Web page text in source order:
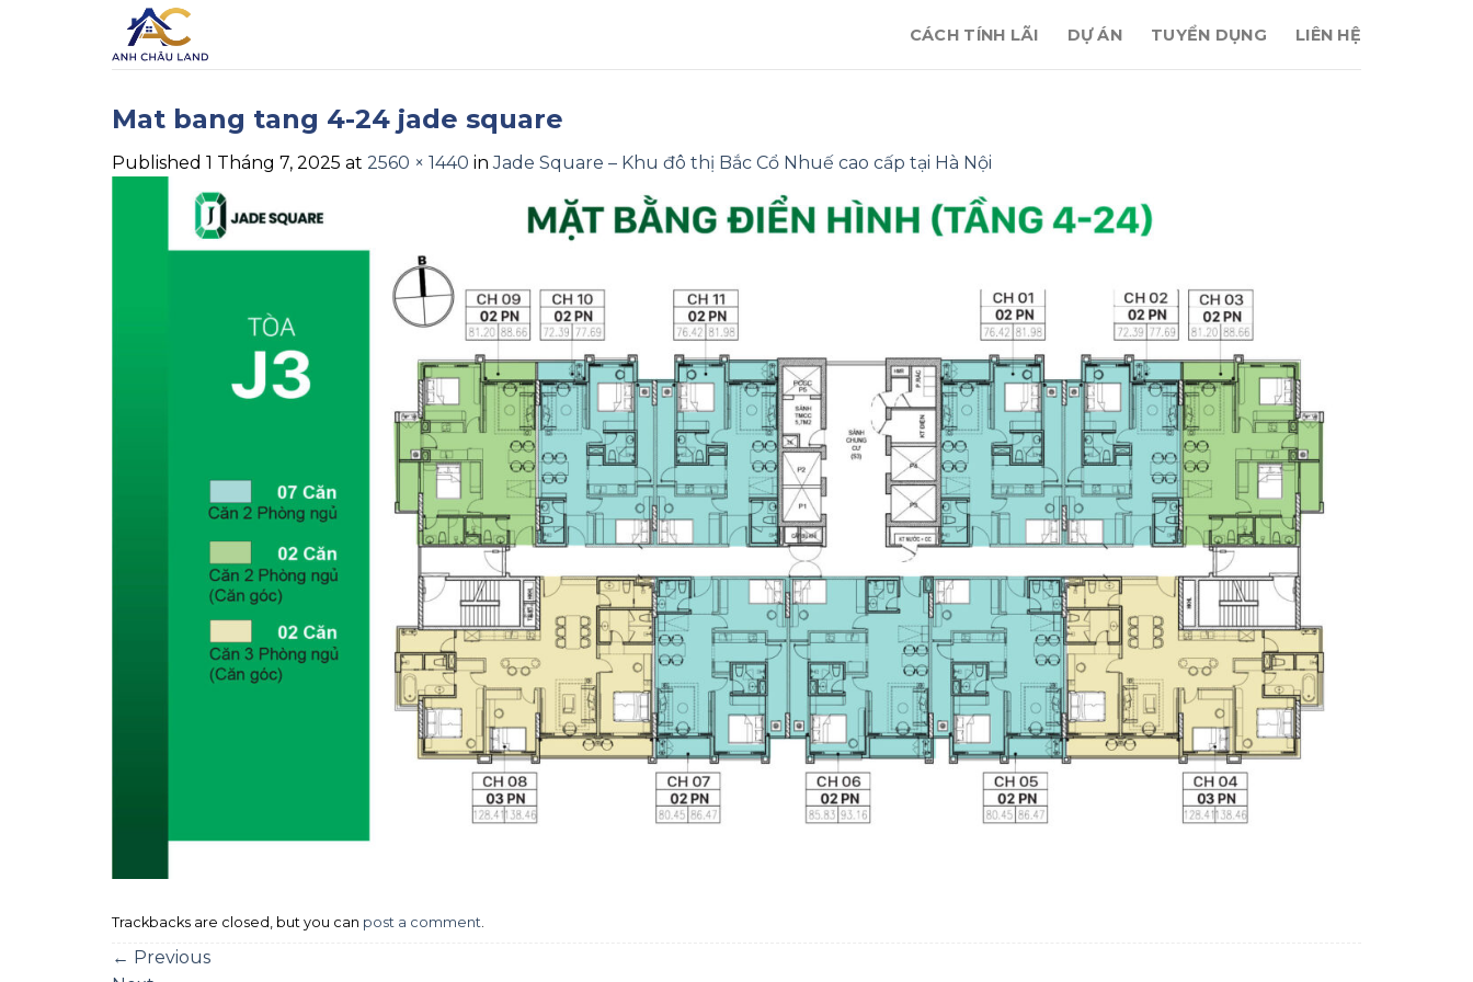
CÁCH TÍNH LÃI DỰ ÁN TUYỂN DỤNG LIÊN HỆ
Mat bang tang 4-24 jade square
Published 1 Tháng 7, 2025 at 2560 × 1440 inJade Square – Khu đô thị Bắc Cổ Nhuế cao cấp tại Hà Nội
Trackbacks are closed, but you can post a comment.
← Previous